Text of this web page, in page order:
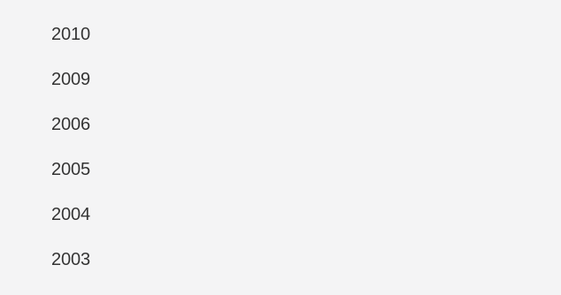
2010
2009
2006
2005
2004
2003